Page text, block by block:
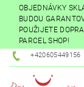
OBJEDNÁVKY
BUDOU
POUŽIJETE
PARCEL SHOP!
+420605449156